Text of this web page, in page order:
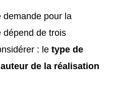
demande pour la
dépend de trois
: letype de
de la réalisation